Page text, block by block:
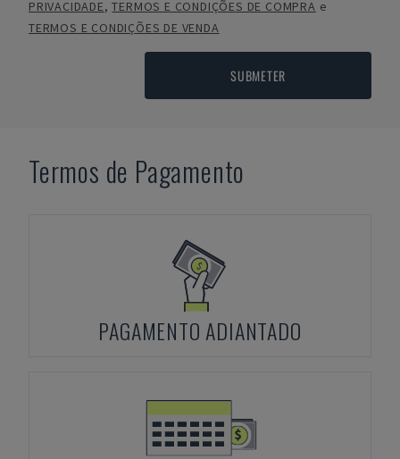
PRIVACIDADE,TERMOS E CONDIÇÕES DE COMPRA e
TERMOS E CONDIÇÕES DE VENDA
SUBMETER
Termos de Pagamento
PAGAMENTO ADIANTADO